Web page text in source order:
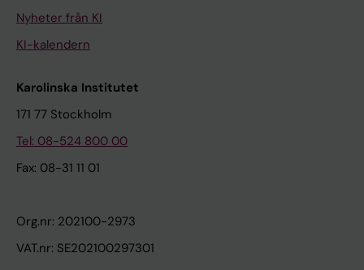
Nyheter från KI
KI-kalendern
Karolinska Institutet
171 77 Stockholm
Tel: 08-524 800 00
Fax: 08-31 11 01
Org.nr: 202100-2973
VAT.nr: SE202100297301